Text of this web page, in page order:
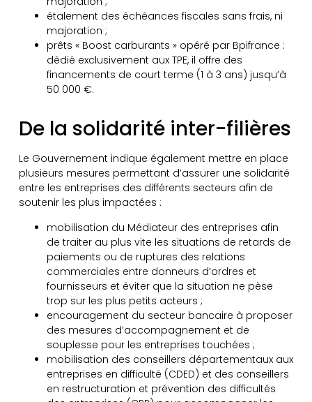
étalement des échéances fiscales sans frais, ni
majoration ;
prêts « Boost carburants » opéré par Bpifrance :
dédié exclusivement aux TPE, il offre des
financements de court terme (1 à 3 ans) jusqu’à
50 000 €.
De la solidarité inter-filières
Le Gouvernement indique également mettre en place
plusieurs mesures permettant d’assurer une solidarité
entre les entreprises des différents secteurs afin de
soutenir les plus impactées :
mobilisation du Médiateur des entreprises afin
de traiter au plus vite les situations de retards de
paiements ou de ruptures des relations
commerciales entre donneurs d’ordres et
fournisseurs et éviter que la situation ne pèse
trop sur les plus petits acteurs ;
encouragement du secteur bancaire à proposer
des mesures d’accompagnement et de
souplesse pour les entreprises touchées ;
mobilisation des conseillers départementaux aux
entreprises en difficulté (CDED) et des conseillers
en restructuration et prévention des difficultés